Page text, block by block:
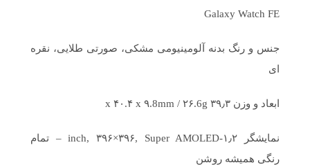
Galaxy Watch FE
جنس و رنگ بدنه آلومینیومی مشکی، صورتی طلایی، نقره
ای
ابعاد و وزن ۳۹٫۳ x ۴۰.۴ x ۹.8mm / ۲۶.6g
نمایشگر ۱٫۲-inch, ۳۹۶×۳۹۶, Super AMOLED – تمام
رنگی همیشه روشن